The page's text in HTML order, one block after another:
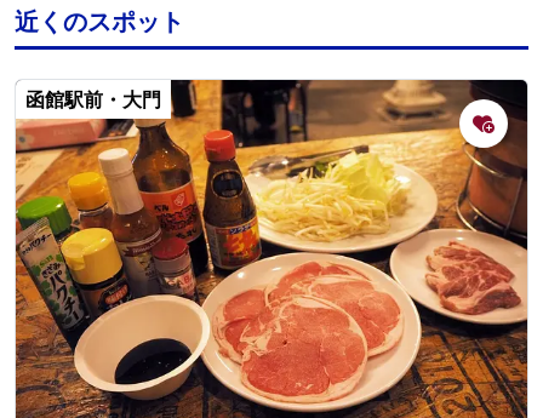
近くのスポット
函館駅前・大門